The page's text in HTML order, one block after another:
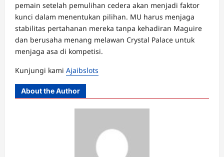
pemain setelah pemulihan cedera akan menjadi faktor
kunci dalam menentukan pilihan. MU harus menjaga
stabilitas pertahanan mereka tanpa kehadiran Maguire
dan berusaha menang melawan Crystal Palace untuk
menjaga asa di kompetisi.
Kunjungi kami Ajaibslots
About the Author